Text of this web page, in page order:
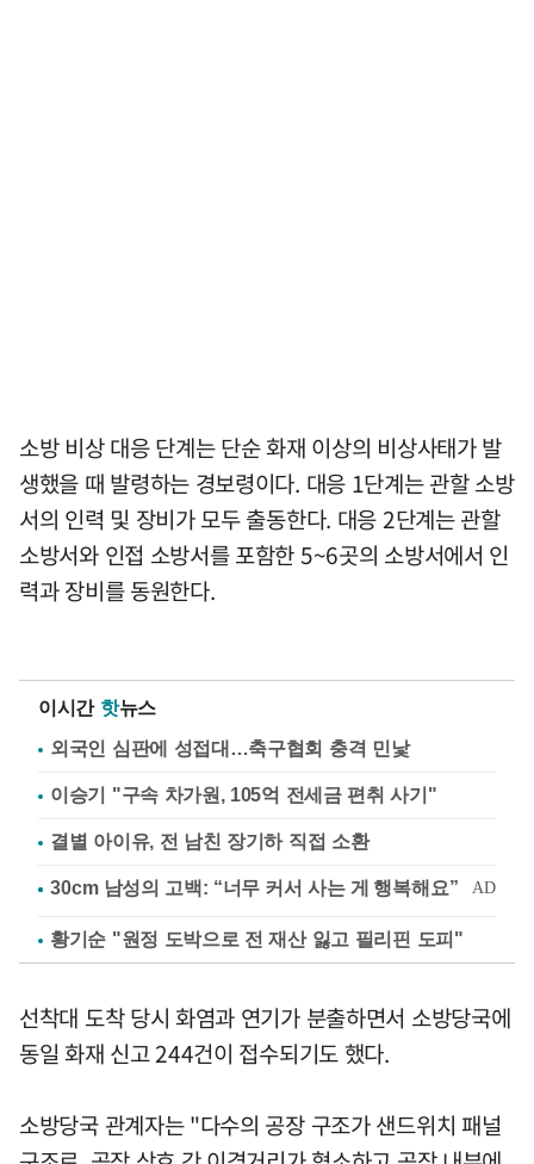
소방 비상 대응 단계는 단순 화재 이상의 비상사태가 발
생했을 때 발령하는 경보령이다. 대응 1단계는 관할 소방
서의 인력 및 장비가 모두 출동한다. 대응 2단계는 관할
소방서와 인접 소방서를 포함한 5~6곳의 소방서에서 인
력과 장비를 동원한다.
이시간 핫뉴스
외국인 심판에 성접대…축구협회 충격 민낯
이승기 "구속 차가원, 105억 전세금 편취 사기"
결별 아이유, 전 남친 장기하 직접 소환
황기순 "원정 도박으로 전 재산 잃고 필리핀 도피"
선착대 도착 당시 화염과 연기가 분출하면서 소방당국에
동일 화재 신고 244건이 접수되기도 했다.
소방당국 관계자는 "다수의 공장 구조가 샌드위치 패널